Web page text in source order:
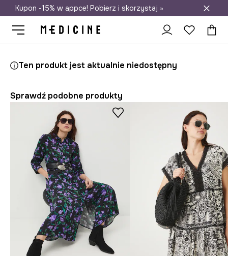
Darmowa dostawa do salonów
Kupon -15% w appce! Pobierz i skorzystaj »
Ten produkt jest aktualnie niedostępny
Sprawdź podobne produkty